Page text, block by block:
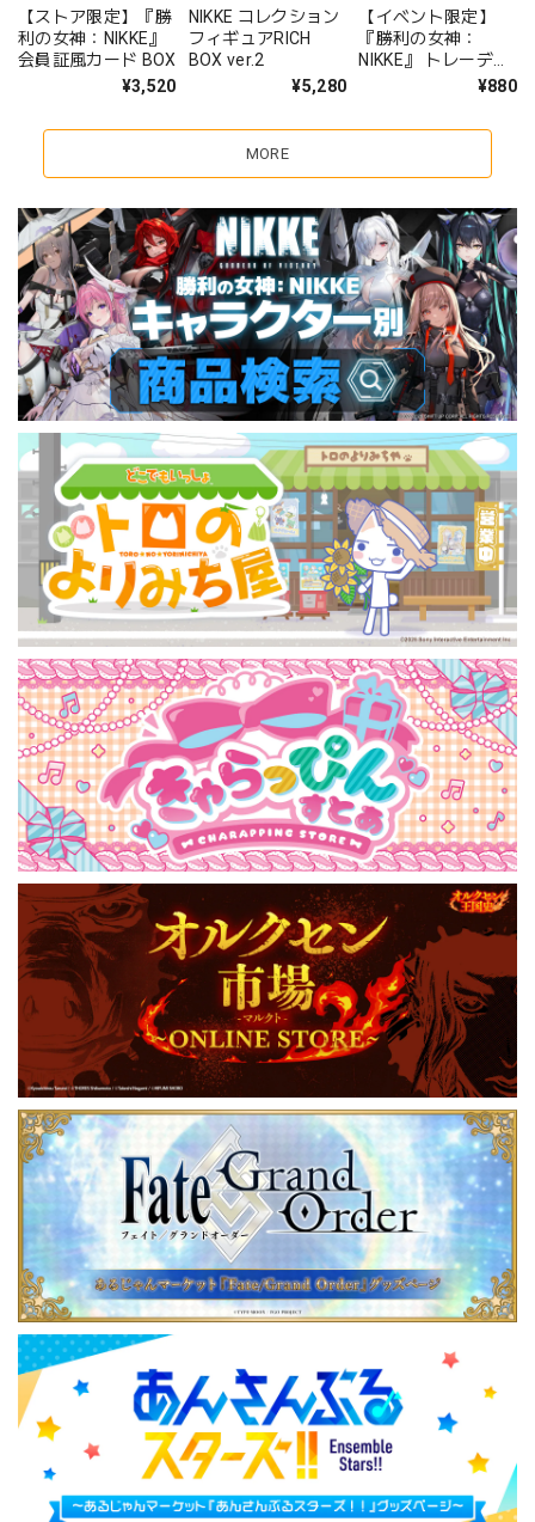
【ストア限定】『勝
利の女神：NIKKE』
会員証風カード BOX
¥3,520
NIKKE コレクション
フィギュアRICH
BOX ver.2
¥5,280
【イベント限定】
『勝利の女神：
NIKKE』 トレーディ
ングポスター 全12
¥880
MORE